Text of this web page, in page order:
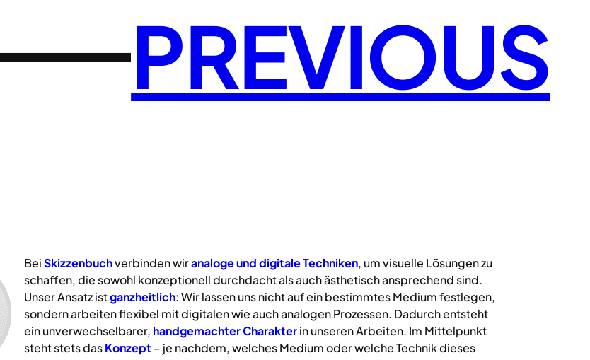
PREVIOUS
BeiSkizzenbuchverbinden wiranalogeunddigitaleTechniken, um visuelle Lösungen zu
schaffen, die sowohl konzeptionell durchdacht als auch ästhetisch ansprechend sind.
Unser Ansatz istganzheitlich: Wir lassen uns nicht auf ein bestimmtes Medium festlegen,
sondern arbeiten flexibel mit digitalen wie auch analogen Prozessen. Dadurch entsteht
ein unverwechselbarer, handgemachter Charakterin unseren Arbeiten. Im Mittelpunkt
steht stets dasKonzept – je nachdem, welches Medium oder welche Technik dieses